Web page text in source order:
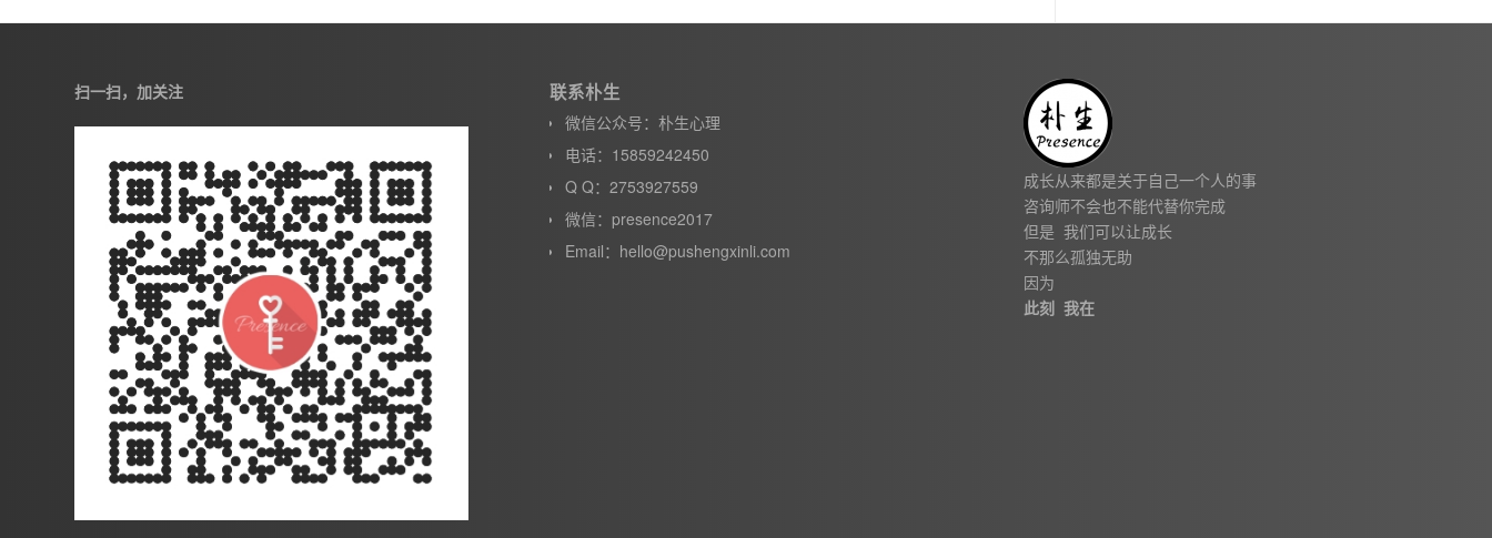
扫一扫，加关注 联系朴生
微信公众号：朴生心理
电话：15859242450
Q Q：2753927559
微信：presence2017
Email：hello@pushengxinli.com
成长从来都是关于自己一个人的事
咨询师不会也不能代替你完成
但是 我们可以让成长
不那么孤独无助
因为
此刻 我在